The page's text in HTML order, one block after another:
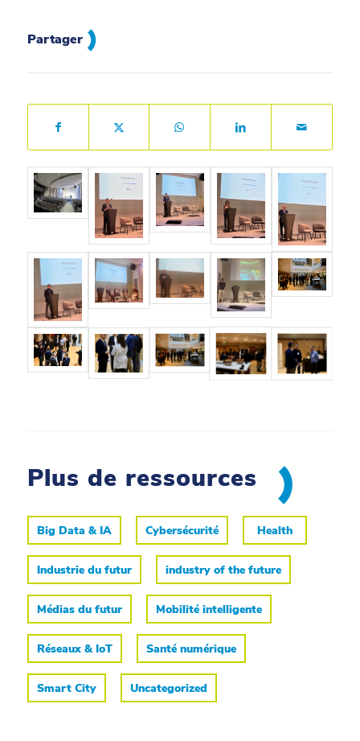
Partager
Plus de ressources
Big Data & IA Cybersécurité Health
Industrie du futur industry of the future
Médias du futur Mobilité intelligente
Réseaux & IoT Santé numérique
Smart City Uncategorized